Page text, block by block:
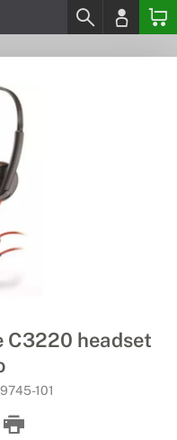
C3220 headset
101